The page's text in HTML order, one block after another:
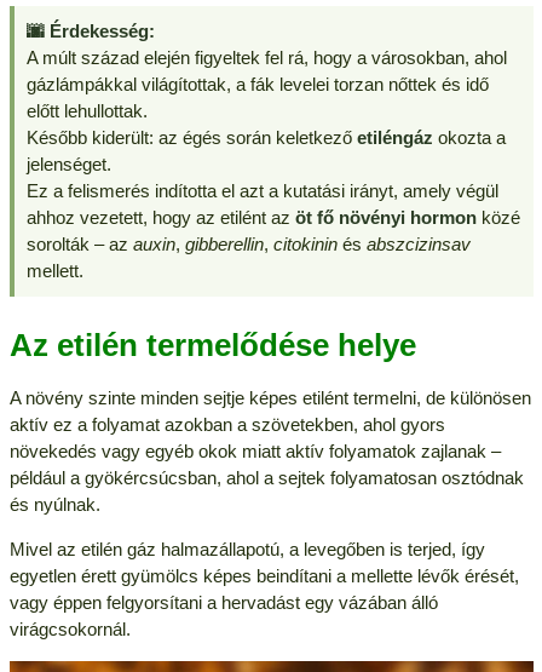
🌆 Érdekesség:
A múlt század elején figyeltek fel rá, hogy a városokban, ahol
gázlámpákkal világítottak, a fák levelei torzan nőttek és idő
előtt lehullottak.
Később kiderült: az égés során keletkező etiléngáz okozta a
jelenséget.
Ez a felismerés indította el azt a kutatási irányt, amely végül
ahhoz vezetett, hogy az etilént az öt fő növényi hormonközé
sorolták – az auxin, gibberellin, citokininés abszcizinsav
mellett.
Az etilén termelődése helye
A növény szinte minden sejtje képes etilént termelni, de különösen
aktív ez a folyamat azokban a szövetekben, ahol gyors
növekedés vagy egyéb okok miatt aktív folyamatok zajlanak –
például a gyökércsúcsban, ahol a sejtek folyamatosan osztódnak
és nyúlnak.
Mivel az etilén gáz halmazállapotú, a levegőben is terjed, így
egyetlen érett gyümölcs képes beindítani a mellette lévők érését,
vagy éppen felgyorsítani a hervadást egy vázában álló
virágcsokornál.